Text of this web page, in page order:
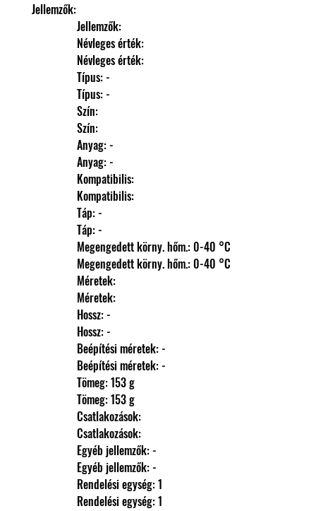
Jellemzők:
                Jellemzők:
                Névleges érték:
                Névleges érték:
                Típus: -
                Típus: -
                Szín:
                Szín:
                Anyag: -
                Anyag: -
                Kompatibilis:
                Kompatibilis:
                Táp: -
                Táp: -
                Megengedett körny. hőm.: 0-40 °C
                Megengedett körny. hőm.: 0-40 °C
                Méretek:
                Méretek:
                Hossz: -
                Hossz: -
                Beépítési méretek: -
                Beépítési méretek: -
                Tömeg: 153 g
                Tömeg: 153 g
                Csatlakozások:
                Csatlakozások:
                Egyéb jellemzők: -
                Egyéb jellemzők: -
                Rendelési egység: 1
                Rendelési egység: 1